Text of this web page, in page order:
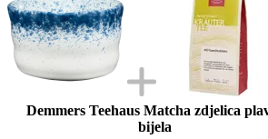
Demmers Teehaus Matcha zdjelica
bijela